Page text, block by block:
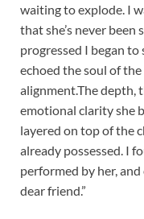
waiting to explode. I
that she’s never
progressed I began
echoed the soul of
alignment.The depth,
emotional clarity she
layered on top of the
already possessed. I
performed by her,
dear friend.”